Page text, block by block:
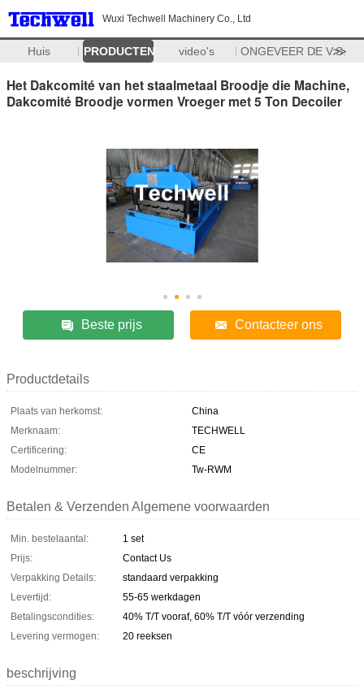
Wuxi Techwell Machinery Co., Ltd
Huis PRODUCTEN video's ONGEVEER DE V.S.
>>
Het Dakcomité van het staalmetaal Broodje die Machine,
Dakcomité Broodje vormen Vroeger met 5 Ton Decoiler
Beste prijs Contacteer ons
Productdetails
Plaats van herkomst:
China
Merknaam:
TECHWELL
Certificering:
CE
Modelnummer:
Tw-RWM
Betalen & Verzenden Algemene voorwaarden
Min. bestelaantal:
1 set
Prijs:
Contact Us
Verpakking Details:
standaard verpakking
Levertijd:
55-65 werkdagen
Betalingscondities:
40% T/T vooraf, 60% T/T vóór verzending
Levering vermogen:
20 reeksen
beschrijving